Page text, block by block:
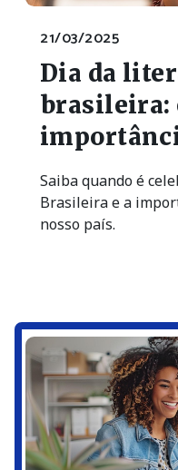
21/03/2025
Dia da
brasileira:
Saiba quando é
Brasileira e a
nosso país.